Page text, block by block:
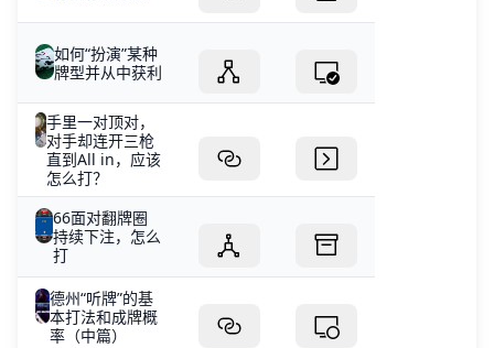
如何“扮演”某种
牌型并从中获利
手里一对顶对，
对手却连开三枪
直到All in，应该
怎么打？
66面对翻牌圈
持续下注，怎么
打
德州“听牌”的基
本打法和成牌概
率（中篇）